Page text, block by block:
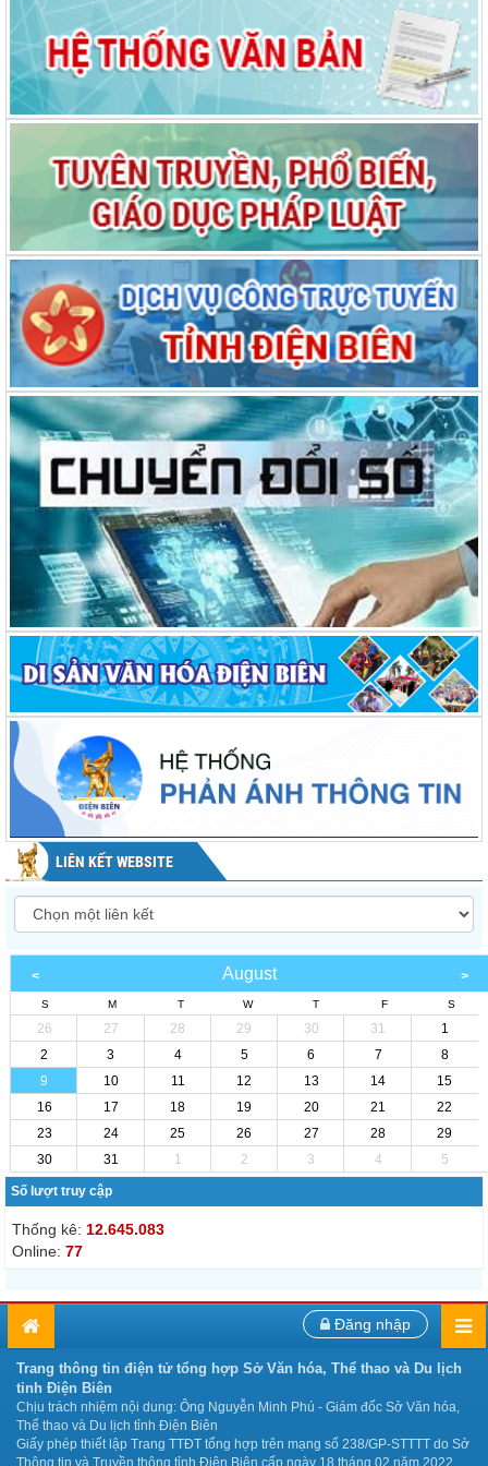
LIÊN KẾT WEBSITE
August
S M T W T F S
26 27 28 29 30 31
1
2
3 4 5 6 7
8
9
10 11 12 13 14
15
16
17 18 19 20 21
22
23
24 25 26 27 28
29
30
31 1 2 3 4 5
Số lượt truy cập
Thống kê: 12.645.083
Online: 77
Đăng nhập
Trang thông tin điện tử tổng hợp Sở Văn hóa, Thể thao và Du lịch
tỉnh Điện Biên
Chịu trách nhiệm nội dung: Ông Nguyễn Minh Phú - Giám đốc Sở Văn hóa,
Thể thao và Du lịch tỉnh Điện Biên
Giấy phép thiết lập Trang TTĐT tổng hợp trên mạng số 238/GP-STTTT do Sở